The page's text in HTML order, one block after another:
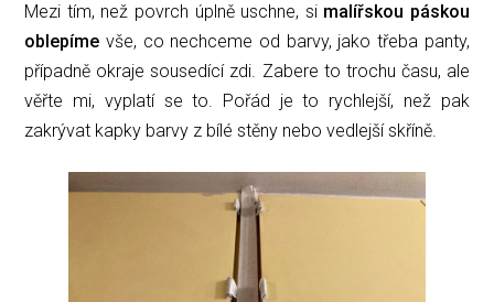
Mezi tím, než povrch úplně uschne, si malířskou páskou
oblepíme vše, co nechceme od barvy, jako třeba panty,
případně okraje sousedící zdi. Zabere to trochu času, ale
věřte mi, vyplatí se to. Pořád je to rychlejší, než pak
zakrývat kapky barvy z bílé stěny nebo vedlejší skříně.